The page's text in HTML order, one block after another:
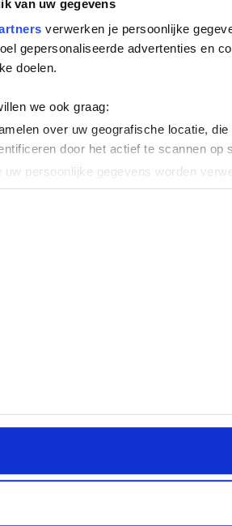
van uw gegevens
verwerken je persoonlijke
gepersonaliseerde advertenties en
doelen.
we ook graag:
over uw geografische locatie,
door het actief te scannen op
uw persoonlijke gegevens worden
om content en advertenties te
verzameld op basis van uw